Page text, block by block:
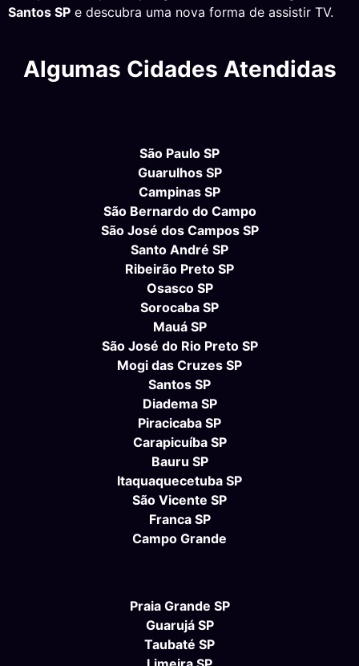
Santos SP e descubra uma nova forma de assistir TV.
Algumas Cidades Atendidas
São Paulo SP
Guarulhos SP
Campinas SP
São Bernardo do Campo
São José dos Campos SP
Santo André SP
Ribeirão Preto SP
Osasco SP
Sorocaba SP
Mauá SP
São José do Rio Preto SP
Mogi das Cruzes SP
Santos SP
Diadema SP
Piracicaba SP
Carapicuíba SP
Bauru SP
Itaquaquecetuba SP
São Vicente SP
Franca SP
Campo Grande
Praia Grande SP
Guarujá SP
Taubaté SP